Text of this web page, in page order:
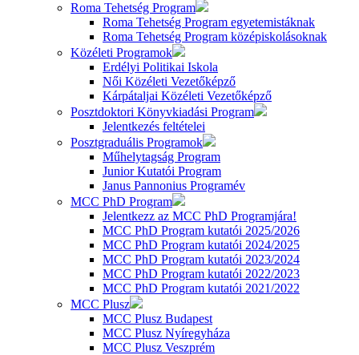
Roma Tehetség Program
Roma Tehetség Program egyetemistáknak
Roma Tehetség Program középiskolásoknak
Közéleti Programok
Erdélyi Politikai Iskola
Női Közéleti Vezetőképző
Kárpátaljai Közéleti Vezetőképző
Posztdoktori Könyvkiadási Program
Jelentkezés feltételei
Posztgraduális Programok
Műhelytagság Program
Junior Kutatói Program
Janus Pannonius Programév
MCC PhD Program
Jelentkezz az MCC PhD Programjára!
MCC PhD Program kutatói 2025/2026
MCC PhD Program kutatói 2024/2025
MCC PhD Program kutatói 2023/2024
MCC PhD Program kutatói 2022/2023
MCC PhD Program kutatói 2021/2022
MCC Plusz
MCC Plusz Budapest
MCC Plusz Nyíregyháza
MCC Plusz Veszprém